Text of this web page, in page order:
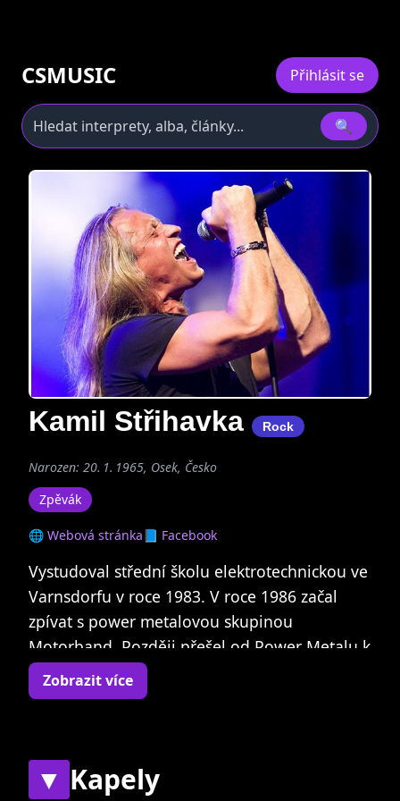
CSMUSIC Přihlásit se
🔍
Kamil Střihavka Rock
Narozen: 20. 1. 1965, Osek, Česko
Zpěvák
🌐 Webová stránka📘 Facebook
Vystudoval střední školu elektrotechnickou ve
Varnsdorfu v roce 1983. V roce 1986 začal
zpívat s power metalovou skupinou
Motorband. Později přešel od Power Metalu k
Hard rocku. Vystupoval také v triu BSP
(Balage, Střihavka, Pavlíček). Účinkoval i v
ztvárnil od roku 1994 do roku 1998 ve
stovkách repríz Ježíše. Mezi jeho další
Zobrazit více
▼ Kapely